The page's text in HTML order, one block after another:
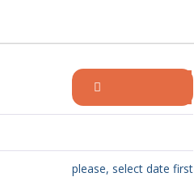
please, select date first